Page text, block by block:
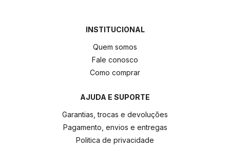
INSTITUCIONAL
Quem somos
Fale conosco
Como comprar
AJUDA E SUPORTE
Garantias, trocas e devoluções
Pagamento, envios e entregas
Politica de privacidade